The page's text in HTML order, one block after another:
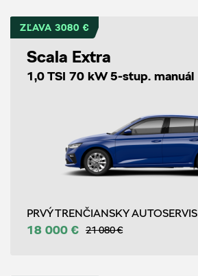
ZĽAVA 3080 €
Scala Extra
1,0 TSI 70 kW 5-stup. manuál
PRVÝ TRENČIANSKY AUTOSERVIS
18 000 € 21 080 €